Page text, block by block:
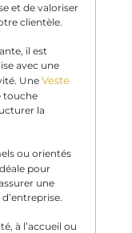
et de valoriser
clientèle.
il est
avec une
Une Veste
touche
la
ou orientés
pour
une
à l’accueil ou